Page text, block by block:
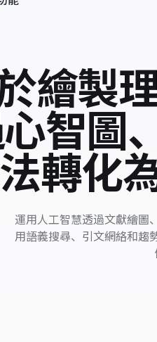
繪製
智圖
轉化
運用人工智慧透過文獻繪圖
用語義搜尋、引文網絡和趨